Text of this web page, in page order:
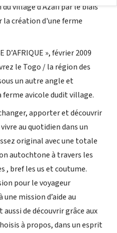
village d'Azafi par le biais
création d'une ferme
D’AFRIQUE », février 2009
le Togo / la région des
un autre angle et
avicole dudit village.
apporter et découvrir
au quotidien dans un
original avec une totale
autochtone à travers les
, bref les us et coutume.
pour le voyageur
mission d’aide au
de découvrir grâce aux
à propos, dans un esprit